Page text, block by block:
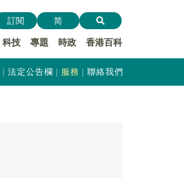
科技 專題 時政 香港百科
訂閱 简
法定公告欄 服務 聯絡我們